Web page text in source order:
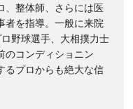
、整体師、さらには医
者を指導。一般に来院
野球選手、大相撲力士
のコンディショニン
るプロからも絶大な信